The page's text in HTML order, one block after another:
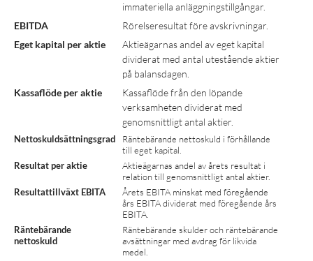
immateriella anläggningstillgångar.
EBITDA
Rörelseresultat före avskrivningar.
Eget kapital per aktie
Aktieägarnas andel av eget kapital
dividerat med antal utestående aktier
på balansdagen.
Kassaflöde per aktie
Kassaflöde från den löpande
verksamheten dividerat med
genomsnittligt antal aktier.
Nettoskuldsättningsgrad
Räntebärande nettoskuld i förhållande
till eget kapital.
Resultat per aktie
Aktieägarnas andel av årets resultat i
relation till genomsnittligt antal aktier.
Resultattillväxt EBITA
Årets EBITA minskat med föregående
års EBITA dividerat med föregående års
EBITA.
Räntebärande
nettoskuld
Räntebärande skulder och räntebärande
avsättningar med avdrag för likvida
medel.